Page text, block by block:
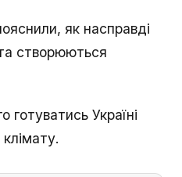
як насправді
створюються
Україні